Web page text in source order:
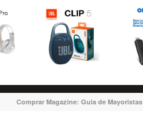
Comprar Magazine: Guia de